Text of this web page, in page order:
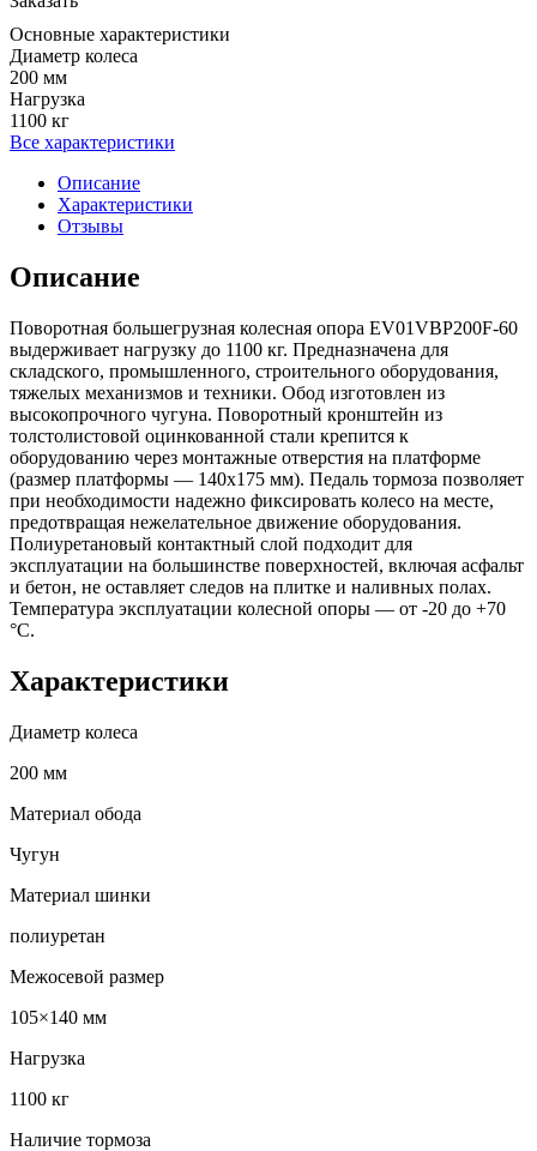
Основные характеристики
Диаметр колеса
200 мм
Нагрузка
1100 кг
Все характеристики
Описание
Характеристики
Отзывы
Описание
Поворотная большегрузная колесная опора EV01VBP200F-60
выдерживает нагрузку до 1100 кг. Предназначена для
складского, промышленного, строительного оборудования,
тяжелых механизмов и техники. Обод изготовлен из
высокопрочного чугуна. Поворотный кронштейн из
толстолистовой оцинкованной стали крепится к
оборудованию через монтажные отверстия на платформе
(размер платформы — 140x175 мм). Педаль тормоза позволяет
при необходимости надежно фиксировать колесо на месте,
предотвращая нежелательное движение оборудования.
Полиуретановый контактный слой подходит для
эксплуатации на большинстве поверхностей, включая асфальт
и бетон, не оставляет следов на плитке и наливных полах.
Температура эксплуатации колесной опоры — от -20 до +70
°С.
Характеристики
Диаметр колеса
200 мм
Материал обода
Чугун
Материал шинки
полиуретан
Межосевой размер
105×140 мм
Нагрузка
1100 кг
Наличие тормоза